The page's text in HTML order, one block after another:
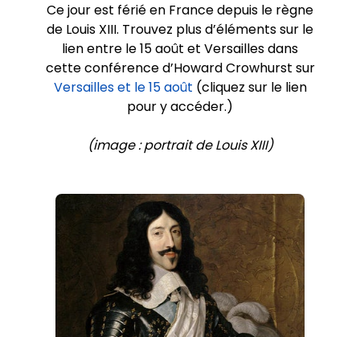
Ce jour est férié en France depuis le règne
de Louis XIII. Trouvez plus d’éléments sur le
lien entre le 15 août et Versailles dans
cette conférence d’Howard Crowhurst sur
Versailles et le 15 août (cliquez sur le lien
pour y accéder.)
(image : portrait de Louis XIII)